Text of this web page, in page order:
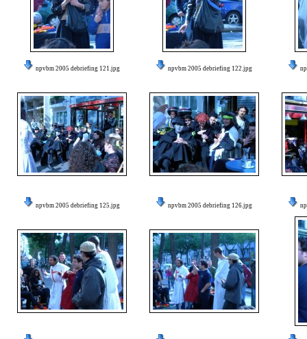
npvbm 2005 debriefing 121.jpg npvbm 2005 debriefing 122.jpg
npvbm 2005 debriefing 125.jpg npvbm 2005 debriefing 126.jpg